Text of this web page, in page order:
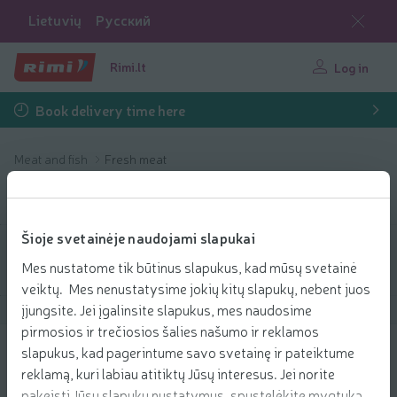
Šioje svetainėje naudojami slapukai
Mes nustatome tik būtinus slapukus, kad mūsų svetainė
veiktų. Mes nenustatysime jokių kitų slapukų, nebent juos
įjungsite. Jei įgalinsite slapukus, mes naudosime
pirmosios ir trečiosios šalies našumo ir reklamos
slapukus, kad pagerintume savo svetainę ir pateiktume
reklamą, kuri labiau atitiktų Jūsų interesus. Jei norite
Lietuvių Русский
Rimi.lt Log in
Book delivery time here
Meat and fish Fresh meat
Fresh meat
Filter products
Show products 40
Atšaldyti kiaulių paslėpsniai, 1 kg
99